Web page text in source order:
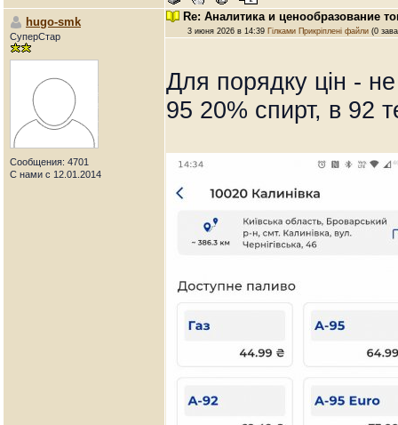
hugo-smk
СуперСтар
Сообщения: 4701
С нами с 12.01.2014
Re: Аналитика и ценообразование
3 июня 2026 в 14:39 Гілками Прикріплені файли (0
Для порядку цін -
95 20% спирт, в 92